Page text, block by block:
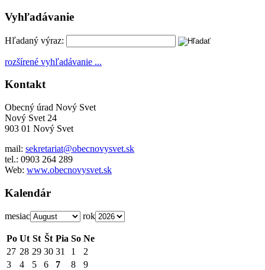
Vyhľadávanie
Hľadaný výraz:
rozšírené vyhľadávanie ...
Kontakt
Obecný úrad Nový Svet
Nový Svet 24
903 01 Nový Svet
mail: sekretariat@obecnovysvet.sk
tel.: 0903 264 289
Web: www.obecnovysvet.sk
Kalendár
mesiac rok
Po Ut St Št Pia So Ne
27 28 29 30 31 1
2
3
4 5 6 7 8
9